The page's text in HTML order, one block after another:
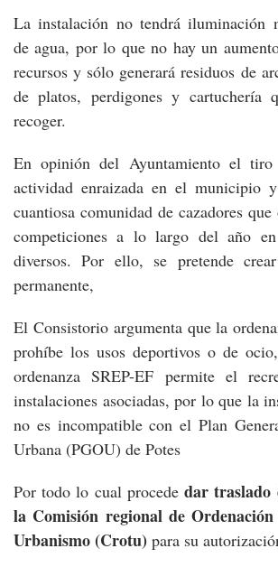
La instalación no tendrá iluminación
de agua, por lo que no hay un
recursos y sólo generará residuos de
de platos, perdigones y cartuchería
recoger.
En opinión del Ayuntamiento el
actividad enraizada en el municipio
cuantiosa comunidad de cazadores
competiciones a lo largo del año en
diversos. Por ello, se pretende
permanente,
El Consistorio argumenta que la
prohíbe los usos deportivos o de
ordenanza SREP-EF permite el
instalaciones asociadas, por lo que la
no es incompatible con el Plan
Urbana (PGOU) de Potes
Por todo lo cual procededar traslado
la Comisión regional de
Urbanismo (Crotu) para su